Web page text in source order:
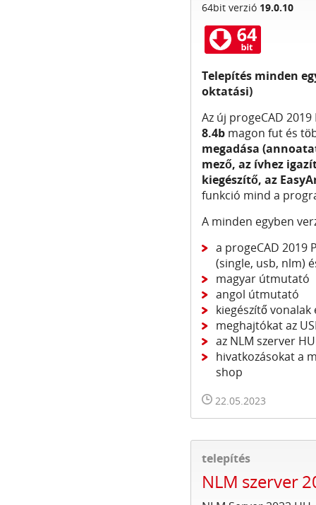
64bit verzió 19.0.10
Telepítés minden
oktatási)
Az új progeCAD
8.4b magon fut és
megadása
mező, az ívhez
kiegészítő, az
funkció mind a
A minden egyben
a progeCAD 2019
(single, usb, nlm)
magyar útmutató
angol útmutató
kiegészítő vonalak
meghajtókat az
az NLM szerver
hivatkozásokat a
shop
22.05.2023
telepítés
NLM szerver